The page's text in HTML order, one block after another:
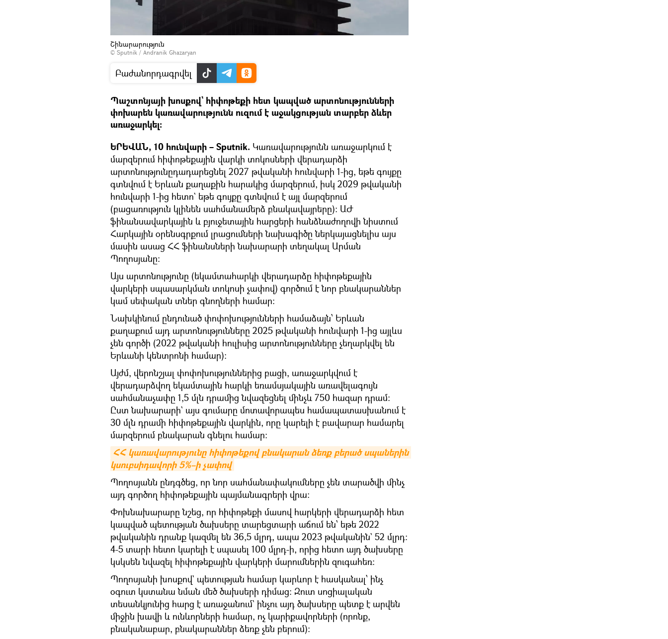
Շինարարություն
© Sputnik / Andranik Ghazaryan
Բաժանորդագրվել
Պաշտոնյայի խոսքով` հիփոթեքի հետ կապված արտոնությունների
փոխարեն կառավարությունն ուզում է աջակցության տարբեր ձևեր
առաջարկել։
ԵՐԵՎԱՆ, 10 հունվարի – Sputnik. Կառավարությունն առաջարկում է
մարզերում հիփոթեքային վարկի տոկոսների վերադարձի
արտոնությունըդադարեցնել 2027 թվականի հունվարի 1-ից, եթե գույքը
գտնվում է Երևան քաղաքին հարակից մարզերում, իսկ 2029 թվականի
հունվարի 1-ից հետո` եթե գույքը գտնվում է այլ մարզերում
(բացառություն կլինեն սահմանամերձ բնակավայրերը): ԱԺ
ֆինանսավարկային և բյուջետային հարցերի հանձնաժողովի նիստում
Հարկային օրենսգրքում լրացումների նախագիծը ներկայացնելիս այս
մասին ասաց ՀՀ ֆինանսների նախարարի տեղակալ Արման
Պողոսյանը։
Այս արտոնությունը (եկամտահարկի վերադարձը հիփոթեքային
վարկերի սպասարկման տոկոսի չափով) գործում է նոր բնակարաններ
կամ սեփական տներ գնողների համար։
Նախկինում ընդունած փոփոխությունների համաձայն՝ Երևան
քաղաքում այդ արտոնությունները 2025 թվականի հունվարի 1-ից այլևս
չեն գործի (2022 թվականի հուլիսից արտոնությունները չեղարկվել են
Երևանի կենտրոնի համար):
Այժմ, վերոնշյալ փոփոխություններից բացի, առաջարկվում է
վերադարձվող եկամտային հարկի եռամսյակային առավելագույն
սահմանաչափը 1,5 մլն դրամից նվազեցնել մինչև 750 հազար դրամ։
Ըստ նախարարի` այս գումարը մոտավորապես համապատասխանում է
30 մլն դրամի հիփոթեքային վարկին, որը կարելի է բավարար համարել
մարզերում բնակարան գնելու համար։
ՀՀ կառավարությունը հիփոթեքով բնակարան ձեռք բերած սպաներին
կսուբսիդավորի 5%–ի չափով
Պողոսյանն ընդգծեց, որ նոր սահմանափակումները չեն տարածվի մինչ
այդ գործող հիփոթեքային պայմանագրերի վրա։
Փոխնախարարը նշեց, որ հիփոթեքի մասով հարկերի վերադարձի հետ
կապված պետության ծախսերը տարեցտարի աճում են՝ եթե 2022
թվականին դրանք կազմել են 36,5 մլրդ, ապա 2023 թվականին` 52 մլրդ։
4-5 տարի հետո կարելի է սպասել 100 մլրդ-ի, որից հետո այդ ծախսերը
կսկսեն նվազել հիփոթեքային վարկերի մարումներին զուգահեռ։
Պողոսյանի խոսքով` պետության համար կարևոր է հասկանալ՝ ինչ
օգուտ կստանա նման մեծ ծախսերի դիմաց։ Զուտ սոցիալական
տեսանկյունից հարց է առաջանում` ինչու այդ ծախսերը պետք է արվեն
միջին խավի և ունևորների համար, ոչ կարիքավորների (որոնք,
բնականաբար, բնակարաններ ձեռք չեն բերում)։